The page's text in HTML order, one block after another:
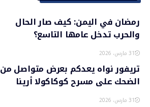
رمضان في اليمن: كيف صار الحال
والحرب تدخل عامها التاسع؟
31 مارس، 2026
تريفور نواه يعدكم بعرض متواصل من
الضحك على مسرح كوكاكولا أرينا
31 مارس، 2026